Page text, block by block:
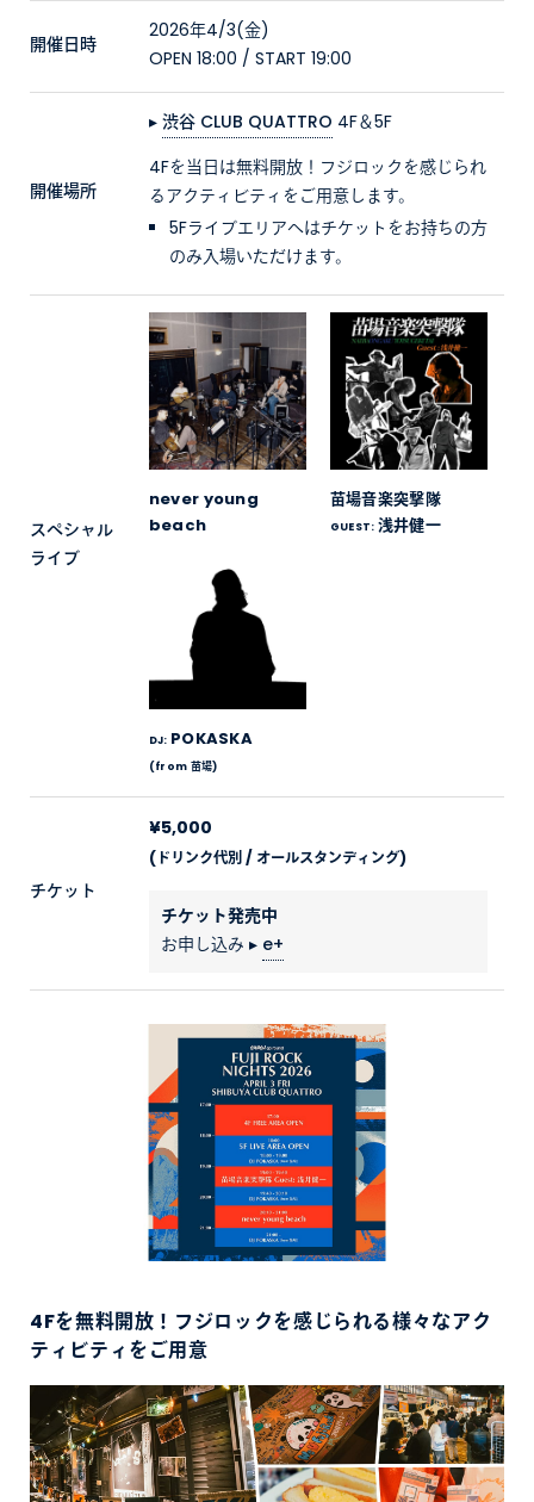
開催日時
2026年4/3(金)
OPEN 18:00 / START 19:00
開催場所
▸渋谷 CLUB QUATTRO 4F＆5F
4Fを当日は無料開放！フジロックを感じられ
るアクティビティをご用意します。
5Fライブエリアへはチケットをお持ちの方
のみ入場いただけます。
スペシャル
ライブ
never young
beach
苗場音楽突撃隊
GUEST: 浅井健一
DJ: POKASKA
(from 苗場)
チケット
¥5,000
(ドリンク代別 / オールスタンディング)
チケット発売中
お申し込み ▸ e+
4Fを無料開放！フジロックを感じられる様々なアク
ティビティをご用意